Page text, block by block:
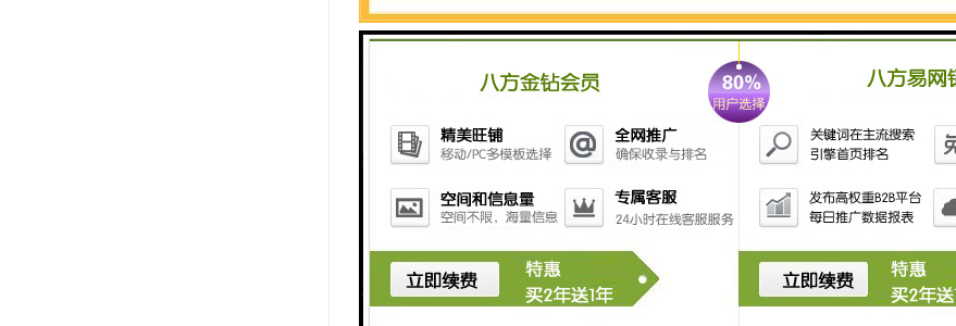
楼承板，顾名思义，是承担楼层荷载并确保建筑整体稳定性的重要构件。
它通常采用优质镀锌钢板或彩色涂层钢板，经过精密压制工艺制成，集轻质高强、
这种设计巧妙地将结构承载与地板铺设功能合二为一，不仅显著缩短施工周期，
在高层建筑、大型厂房、商业综合体等各类项目中，楼承板凭借其出色的空间利
可以选择材料。